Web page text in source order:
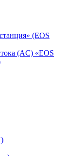
(EOS
(AC) «EOS